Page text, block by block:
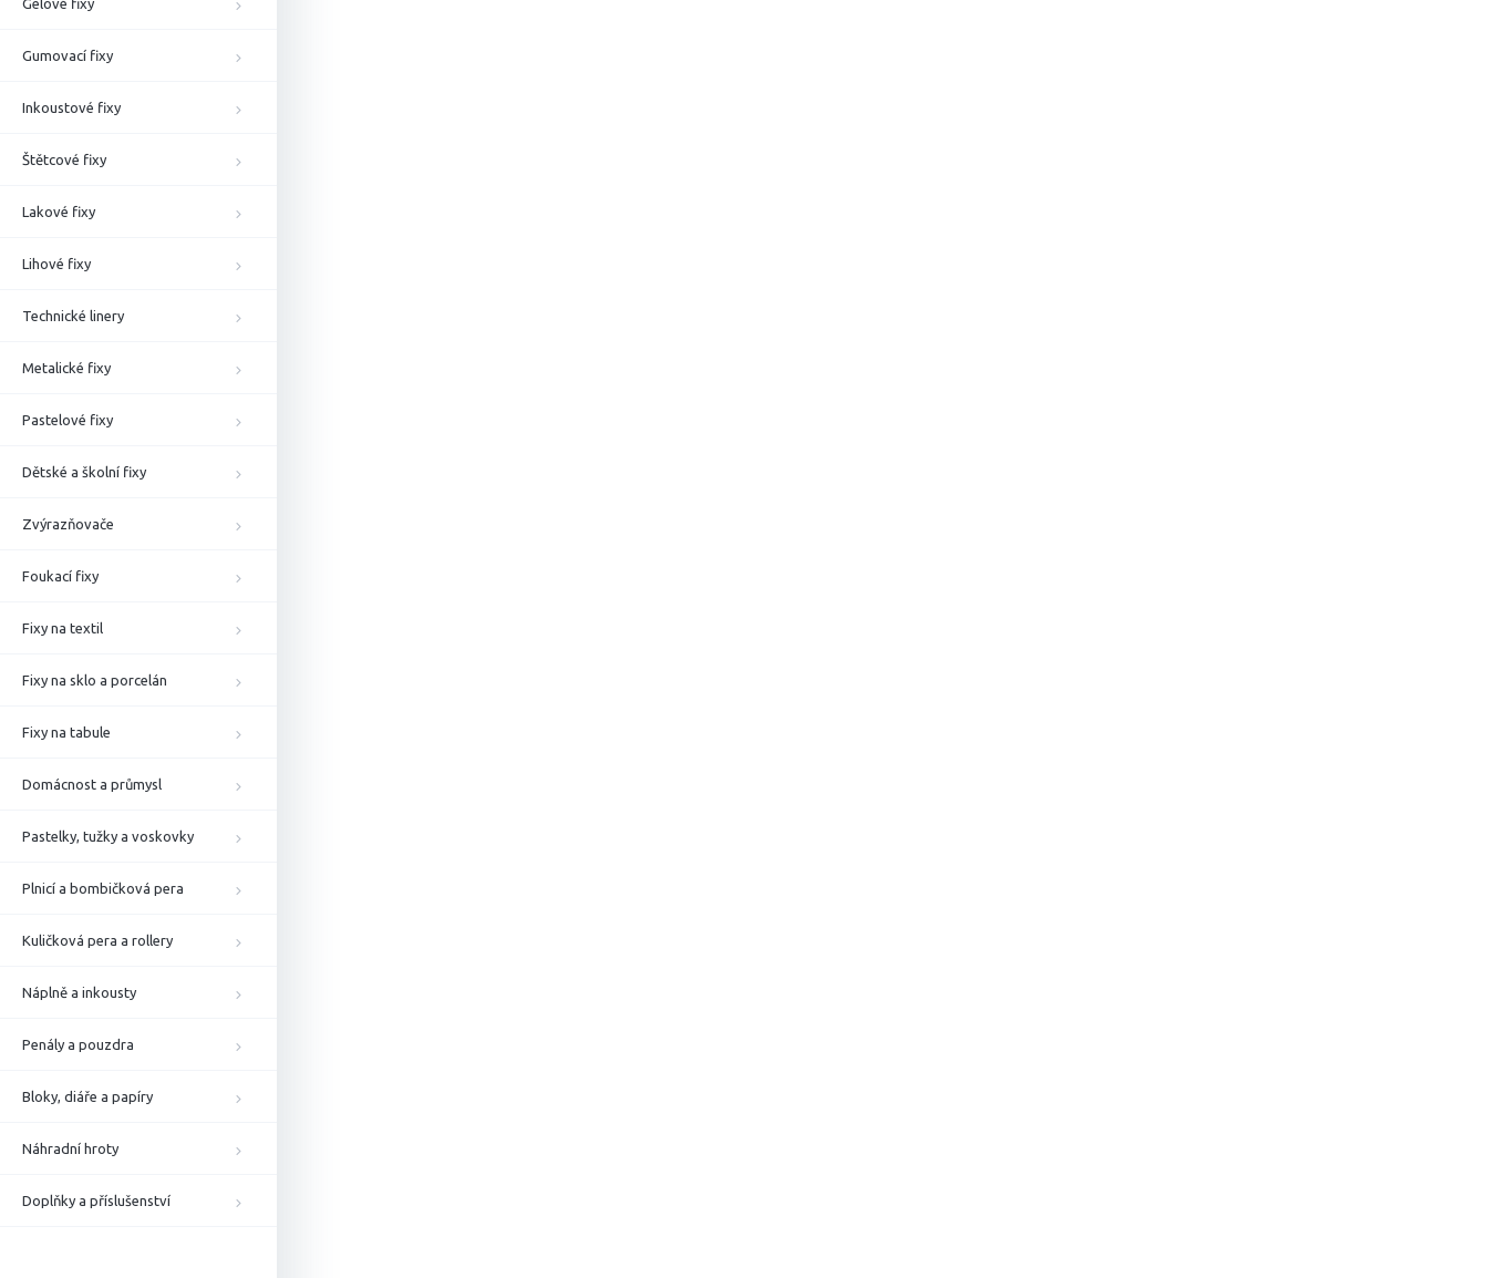
Gelové fixy
Gumovací fixy
Inkoustové fixy
Štětcové fixy
Lakové fixy
Lihové fixy
Technické linery
Metalické fixy
Pastelové fixy
Dětské a školní fixy
Zvýrazňovače
Foukací fixy
Fixy na textil
Fixy na sklo a porcelán
Fixy na tabule
Domácnost a průmysl
Pastelky, tužky a voskovky
Plnicí a bombičková pera
Kuličková pera a rollery
Náplně a inkousty
Penály a pouzdra
Bloky, diáře a papíry
Náhradní hroty
Doplňky a příslušenství